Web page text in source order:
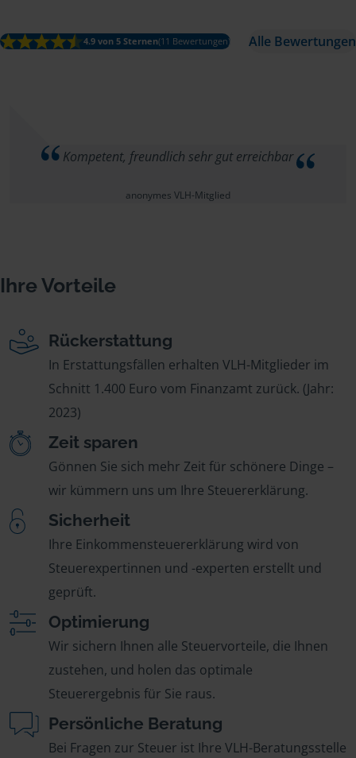
4.9 von 5 Sternen(11 Bewertungen) Alle Bewertungen
Kompetent, freundlich sehr gut erreichbar
anonymes VLH-Mitglied
Ihre Vorteile
Rückerstattung
In Erstattungsfällen erhalten VLH-Mitglieder im
Schnitt 1.400 Euro vom Finanzamt zurück. (Jahr:
2023)
Zeit sparen
Gönnen Sie sich mehr Zeit für schönere Dinge –
wir kümmern uns um Ihre Steuererklärung.
Sicherheit
Ihre Einkommensteuererklärung wird von
Steuerexpertinnen und -experten erstellt und
geprüft.
Optimierung
Wir sichern Ihnen alle Steuervorteile, die Ihnen
zustehen, und holen das optimale
Steuerergebnis für Sie raus.
Persönliche Beratung
Bei Fragen zur Steuer ist Ihre VLH-Beratungsstelle